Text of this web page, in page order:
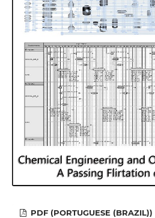
PDF (PORTUGUESE (BRAZIL))